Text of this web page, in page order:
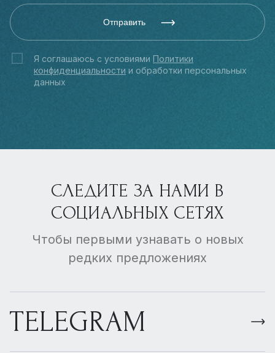
Отправить
Я соглашаюсь с условиями Политики
конфиденциальности и обработки персональных
данных
СЛЕДИТЕ ЗА НАМИ В
СОЦИАЛЬНЫХ СЕТЯХ
Чтобы первыми узнавать о новых
редких предложениях
TELEGRAM